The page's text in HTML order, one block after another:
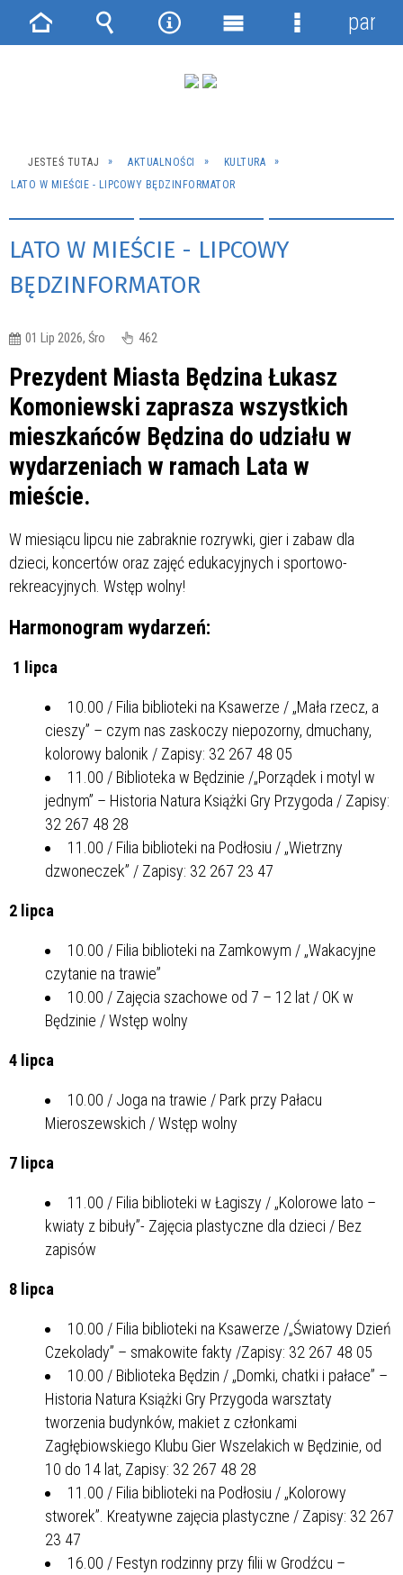
JESTEŚ TUTAJ AKTUALNOŚCI
KULTURA
LATO W MIEŚCIE - LIPCOWY BĘDZINFORMATOR
LATO W MIEŚCIE - LIPCOWY
BĘDZINFORMATOR
01 Lip 2026, Śro 462
Prezydent Miasta Będzina Łukasz
Komoniewski zaprasza wszystkich
mieszkańców Będzina do udziału w
wydarzeniach w ramach Lata w
mieście.
W miesiącu lipcu nie zabraknie rozrywki, gier i zabaw dla
dzieci, koncertów oraz zajęć edukacyjnych i sportowo-
rekreacyjnych. Wstęp wolny!
Harmonogram wydarzeń:
1 lipca
10.00 / Filia biblioteki na Ksawerze / „Mała rzecz, a
cieszy” – czym nas zaskoczy niepozorny, dmuchany,
kolorowy balonik / Zapisy: 32 267 48 05
11.00 / Biblioteka w Będzinie /„Porządek i motyl w
jednym” – Historia Natura Książki Gry Przygoda / Zapisy:
32 267 48 28
11.00 / Filia biblioteki na Podłosiu / „Wietrzny
dzwoneczek” / Zapisy: 32 267 23 47
2 lipca
10.00 / Filia biblioteki na Zamkowym / „Wakacyjne
czytanie na trawie”
10.00 / Zajęcia szachowe od 7 – 12 lat / OK w
Będzinie / Wstęp wolny
4 lipca
10.00 / Joga na trawie / Park przy Pałacu
Mieroszewskich / Wstęp wolny
7 lipca
11.00 / Filia biblioteki w Łagiszy / „Kolorowe lato –
kwiaty z bibuły”- Zajęcia plastyczne dla dzieci / Bez
zapisów
8 lipca
10.00 / Filia biblioteki na Ksawerze /„Światowy Dzień
Czekolady” – smakowite fakty /Zapisy: 32 267 48 05
10.00 / Biblioteka Będzin / „Domki, chatki i pałace” –
Historia Natura Książki Gry Przygoda warsztaty
tworzenia budynków, makiet z członkami
Zagłębiowskiego Klubu Gier Wszelakich w Będzinie, od
10 do 14 lat, Zapisy: 32 267 48 28
11.00 / Filia biblioteki na Podłosiu / „Kolorowy
stworek”. Kreatywne zajęcia plastyczne / Zapisy: 32 267
23 47
16.00 / Festyn rodzinny przy filii w Grodźcu –
Strona Wyszukiwarka
NarzędziaMenu
Menu
panel